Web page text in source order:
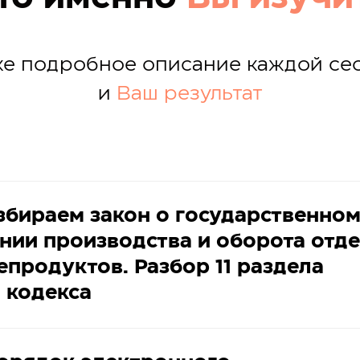
подробное описание каждой
и Ваш результат
закон о государственном
производства и оборота
Разбор 11 раздела